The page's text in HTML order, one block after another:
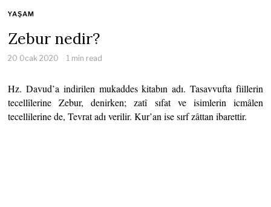
YAŞAM
Zebur nedir?
20 Ocak 2020 1 min read
Hz. Davud’a indirilen mukaddes kitabın adı. Tasavvufta fiillerin
tecellîlerine Zebur, denirken; zatî sıfat ve isimlerin icmâlen
tecellilerine de, Tevrat adı verilir. Kur’an ise sırf zâttan ibarettir.